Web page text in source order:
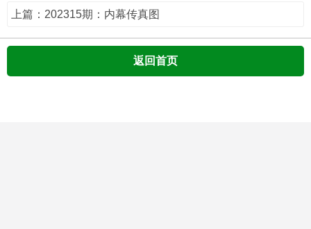
上篇：202315期：内幕传真图
返回首页